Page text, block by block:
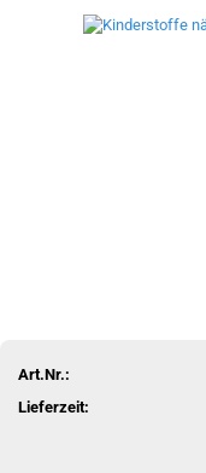
Art.Nr.:
Lieferzeit: